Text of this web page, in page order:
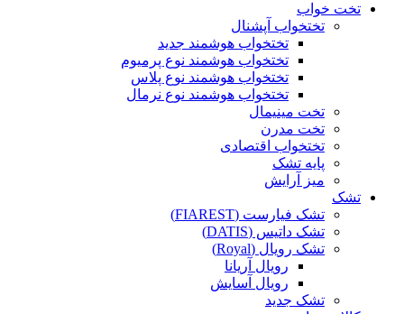
تخت خواب
تختخواب آپشنال
تختخواب هوشمند جدید
تختخواب هوشمند نوع پرمیوم
تختخواب هوشمند نوع پلاس
تختخواب هوشمند نوع نرمال
تخت مینیمال
تخت مدرن
تختخواب اقتصادی
پایه تشک
میز آرایش
تشک
تشک فیارست (FIAREST)
تشک داتیس (DATIS)
تشک رویال (Royal)
رویال آریانا
رویال آسایش
تشک جدید